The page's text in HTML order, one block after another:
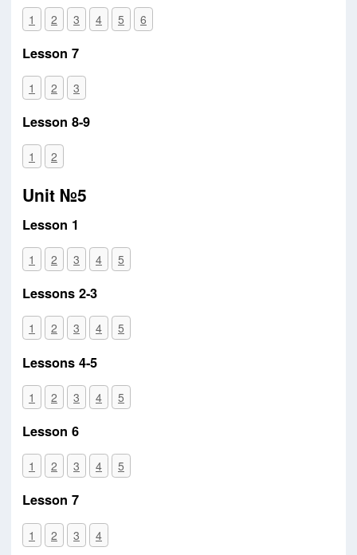
1 2 3 4 5 6
Lesson 7
1 2 3
Lesson 8-9
1 2
Unit №5
Lesson 1
1 2 3 4 5
Lessons 2-3
1 2 3 4 5
Lessons 4-5
1 2 3 4 5
Lesson 6
1 2 3 4 5
Lesson 7
1 2 3 4